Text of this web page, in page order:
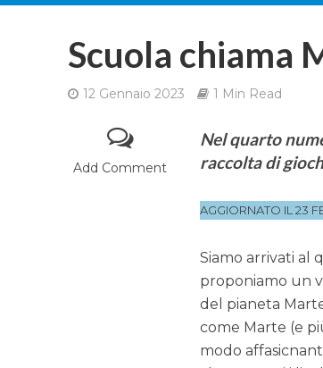
Scuola chiama
12 Gennaio 2023 1 Min Read
Add Comment
Nel quarto
raccolta di
AGGIORNATO IL 23
Siamo arrivati al
proponiamo un
del pianeta
come Marte (e
modo